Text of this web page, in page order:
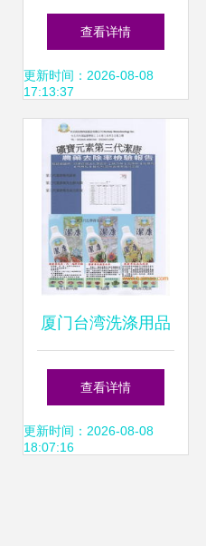
服务贸易协会文旅
分会助力打造“中国
服务”品牌与信息咨
询服务新生态
查看详情
更新时间：2026-08-08
17:13:37
厦门台湾洗涤用品
洁康 优质生产厂家
与国内贸易代理全
查看详情
更新时间：2026-08-08
18:07:16